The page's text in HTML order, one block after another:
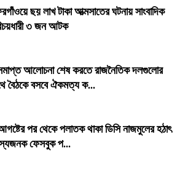
ছয় লাখ টাকা আত্মসাতের ঘটনায় সাংবাদিক
৩ জন আটক
আলোচনা শেষ করতে রাজনৈতিক দলগুলোর
বৈঠকে বসবে ঐকমত্য ক...
পর থেকে পলাতক থাকা ডিসি নাজমুলের হঠাৎ
ফেসবুক প...